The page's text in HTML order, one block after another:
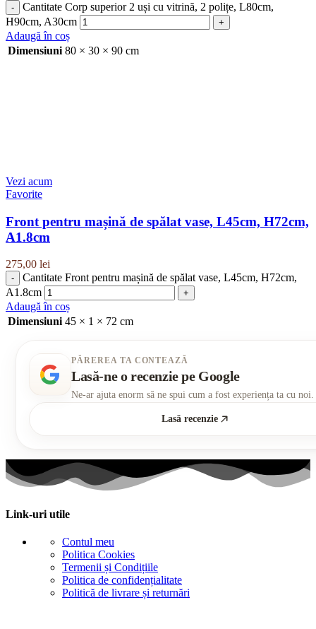
Cantitate Corp superior 2 uși cu vitrină, 2 polițe, L80cm,
H90cm, A30cm
Adaugă în coș
Dimensiuni 80 × 30 × 90 cm
Vezi acum
Favorite
Front pentru mașină de spălat vase, L45cm, H72cm,
A1.8cm
275,00 lei
Cantitate Front pentru mașină de spălat vase, L45cm, H72cm,
A1.8cm
Adaugă în coș
Dimensiuni 45 × 1 × 72 cm
PĂREREA TA CONTEAZĂ
Lasă-ne o recenzie pe Google
Ne-ar ajuta enorm să ne spui cum a fost experiența ta cu noi.
Lasă recenzie
Link-uri utile
Contul meu
Politica Cookies
Termenii și Condițiile
Politica de confidențialitate
Politică de livrare și returnări